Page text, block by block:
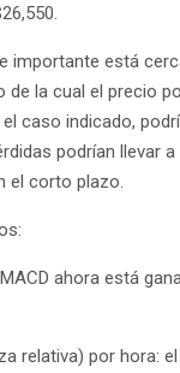
importante está
de la cual el precio
caso indicado,
podrían llevar
el corto plazo.
ahora está
relativa) por hora: el